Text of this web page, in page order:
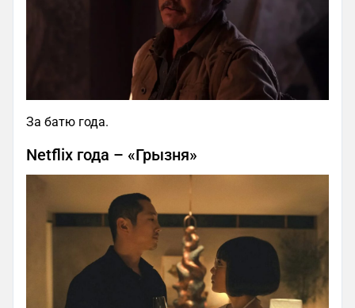
За батю года.
Netflix года – «Грызня»